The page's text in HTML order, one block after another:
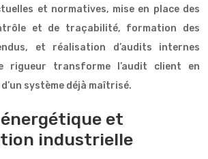
et normatives, mise en place des
et de traçabilité, formation des
et réalisation d’audits internes
rigueur transforme l’audit client en
système déjà maîtrisé.
et
industrielle